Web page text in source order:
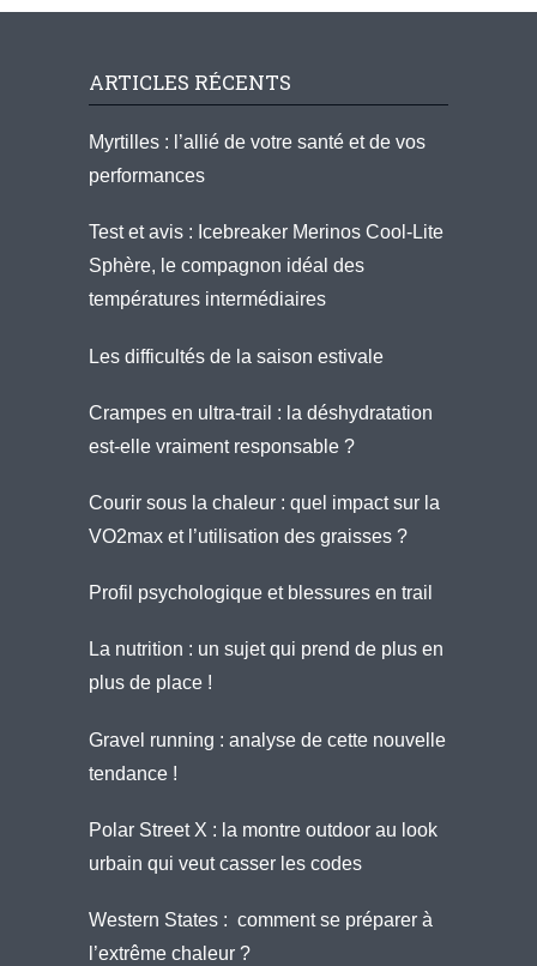
ARTICLES RÉCENTS
Myrtilles : l’allié de votre santé et de vos
performances
Test et avis : Icebreaker Merinos Cool-Lite
Sphère, le compagnon idéal des
températures intermédiaires
Les difficultés de la saison estivale
Crampes en ultra-trail : la déshydratation
est-elle vraiment responsable ?
Courir sous la chaleur : quel impact sur la
VO2max et l’utilisation des graisses ?
Profil psychologique et blessures en trail
La nutrition : un sujet qui prend de plus en
plus de place !
Gravel running : analyse de cette nouvelle
tendance !
Polar Street X : la montre outdoor au look
urbain qui veut casser les codes
Western States : comment se préparer à
l’extrême chaleur ?